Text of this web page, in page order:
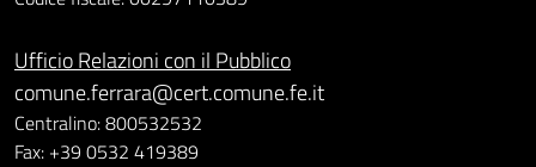
Ufficio Relazioni con il Pubblico
comune.ferrara@cert.comune.fe.it
Centralino: 800532532
Fax: +39 0532 419389